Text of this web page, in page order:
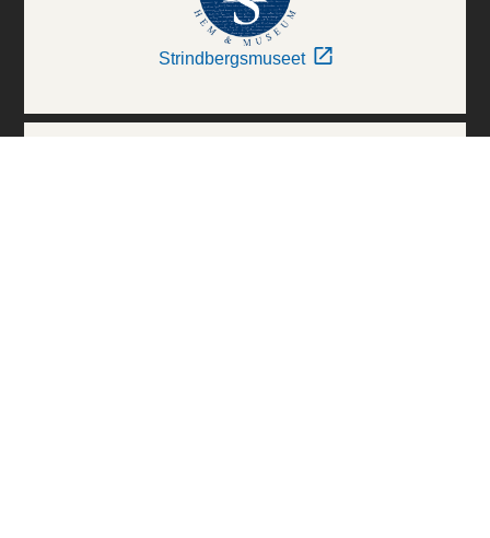
Strindbergsmuseet